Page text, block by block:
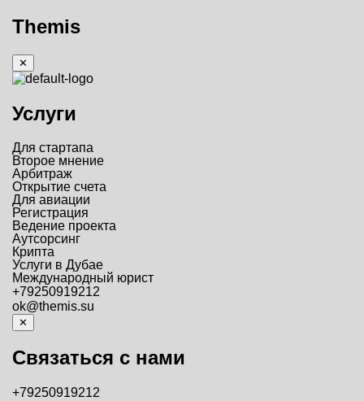
Themis
✕
Услуги
Для стартапа
Второе мнение
Арбитраж
Открытие счета
Для авиации
Регистрация
Ведение проекта
Аутсорсинг
Крипта
Услуги в Дубае
Международный юрист
+79250919212
ok@themis.su
✕
Связаться с нами
+79250919212